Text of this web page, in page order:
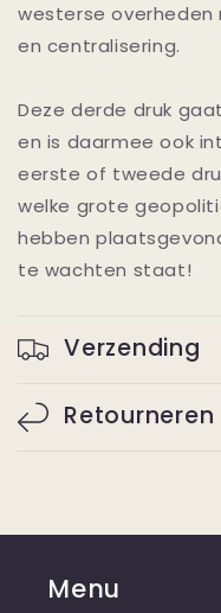
westerse overheden
en centralisering.
Deze derde druk
en is daarmee ook
eerste of tweede
welke grote
hebben
te wachten staat!
Verzending
Retourneren
Menu